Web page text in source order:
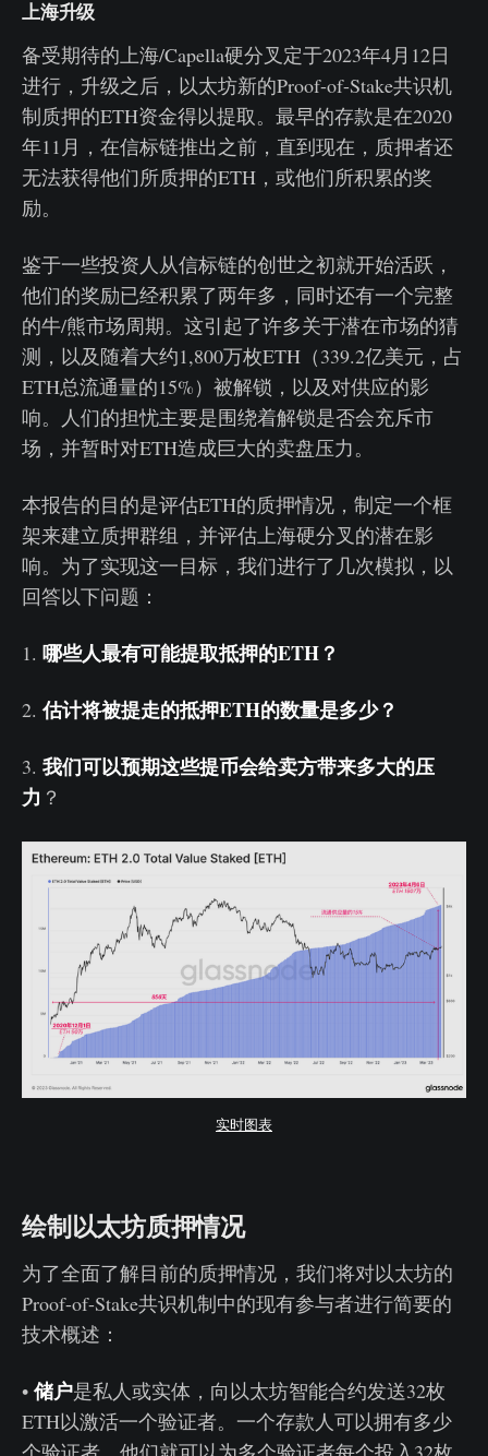
上海升级
备受期待的上海/Capella硬分叉定于2023年4月12日
进行，升级之后，以太坊新的Proof-of-Stake共识机
制质押的ETH资金得以提取。最早的存款是在2020
年11月，在信标链推出之前，直到现在，质押者还
无法获得他们所质押的ETH，或他们所积累的奖
励。
鉴于一些投资人从信标链的创世之初就开始活跃，
他们的奖励已经积累了两年多，同时还有一个完整
的牛/熊市场周期。这引起了许多关于潜在市场的猜
测，以及随着大约1,800万枚ETH（339.2亿美元，占
ETH总流通量的15%）被解锁，以及对供应的影
响。人们的担忧主要是围绕着解锁是否会充斥市
场，并暂时对ETH造成巨大的卖盘压力。
本报告的目的是评估ETH的质押情况，制定一个框
架来建立质押群组，并评估上海硬分叉的潜在影
响。为了实现这一目标，我们进行了几次模拟，以
回答以下问题：
1. 哪些人最有可能提取抵押的ETH？
2.估计将被提走的抵押ETH的数量是多少？
3. 我们可以预期这些提币会给卖方带来多大的压
力 ？
实时图表
绘制以太坊质押情况
为了全面了解目前的质押情况，我们将对以太坊的
Proof-of-Stake共识机制中的现有参与者进行简要的
技术概述：
• 储户是私人或实体，向以太坊智能合约发送32枚
ETH以激活一个验证者。一个存款人可以拥有多少